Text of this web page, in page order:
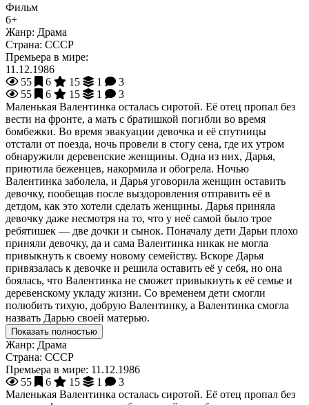
Фильм
6+
Жанр: Драма
Страна: СССР
Премьера в мире:
11.12.1986
55
6 15 1
3
55
6 15 1
3
Маленькая Валентинка осталась сиротой. Её отец пропал без
вести на фронте, а мать с братишкой погибли во время
бомбежки. Во время эвакуации девочка и её спутницы
отстали от поезда, ночь провели в стогу сена, где их утром
обнаружили деревенские женщины. Одна из них, Дарья,
приютила беженцев, накормила и обогрела. Ночью
Валентинка заболела, и Дарья уговорила женщин оставить
девочку, пообещав после выздоровления отправить её в
детдом, как это хотели сделать женщины. Дарья приняла
девочку даже несмотря на то, что у неё самой было трое
ребятишек — две дочки и сынок. Поначалу дети Дарьи плохо
приняли девочку, да и сама Валентинка никак не могла
привыкнуть к своему новому семейству. Вскоре Дарья
привязалась к девочке и решила оставить её у себя, но она
боялась, что Валентинка не сможет привыкнуть к её семье и
деревенскому укладу жизни. Со временем дети смогли
полюбить тихую, добрую Валентинку, а Валентинка смогла
назвать Дарью своей матерью.
Показать полностью
Жанр: Драма
Страна: СССР
Премьера в мире: 11.12.1986
55
6 15 1
3
Маленькая Валентинка осталась сиротой. Её отец пропал без